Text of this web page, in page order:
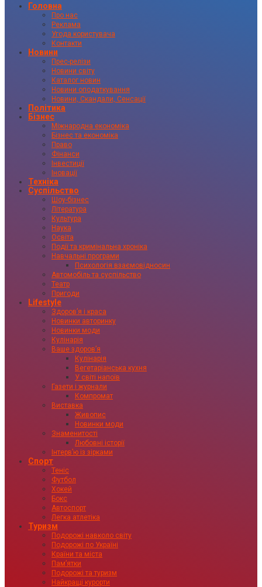
Головна
Про нас
Реклама
Угода користувача
Контакти
Новини
Прес-релізи
Новини світу
Каталог новин
Новини оподаткування
Новини, Скандали, Сенсації
Політика
Бізнес
Міжнародна економіка
Бізнес та економіка
Право
Фінанси
Інвестиції
Іновації
Техніка
Суспільство
Шоу-бізнес
Література
Культура
Наука
Освіта
Події та кримінальна хроніка
Навчальні програми
Психологія взаємовідносин
Автомобіль та суспільство
Театр
Пригоди
Lifestyle
Здоровʼя і краса
Новинки авторинку
Новинки моди
Кулінарія
Ваше здоровʼя
Кулінарія
Вегетаріанська кухня
У світі напоїв
Газети і журнали
Компромат
Виставка
Живопис
Новинки моди
Знаменитості
Любовні історії
Інтервʼю із зірками
Спорт
Теніс
Футбол
Хокей
Бокс
Автоспорт
Легка атлетіка
Туризм
Подорожі навколо світу
Подорожі по Україні
Країни та міста
Пам’ятки
Подорожі та туризм
Найкращі курорти